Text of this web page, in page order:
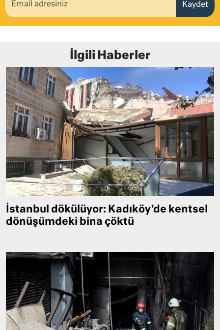
Kaydet
İlgili Haberler
İstanbul dökülüyor: Kadıköy’de kentsel
dönüşümdeki bina çöktü